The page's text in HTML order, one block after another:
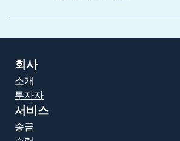
회사
소개
투자자
서비스
송금